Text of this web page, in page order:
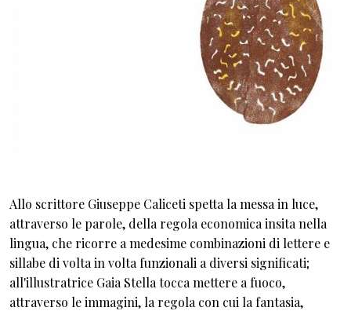
Allo scrittore Giuseppe Caliceti spetta la messa in luce,
attraverso le parole, della regola economica insita nella
lingua, che ricorre a medesime combinazioni di lettere e
sillabe di volta in volta funzionali a diversi significati;
all'illustratrice Gaia Stella tocca mettere a fuoco,
attraverso le immagini, la regola con cui la fantasia,